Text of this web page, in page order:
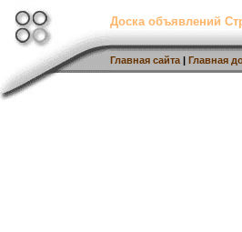
Доска объявлений
Главная сайта | Главная